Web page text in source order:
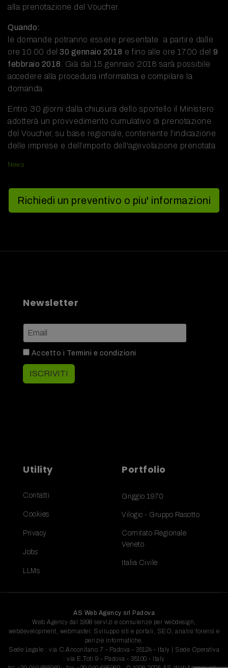
alla prenotazione del Voucher.
Quando:
le domande potranno essere presentate a partire dalle
ore 10.00 del 30 gennaio 2018 e fino alle ore 17.00 del 9
febbraio 2018 . Già dal 15 gennaio 2018 sarà possibile
accedere alla procedura informatica e compilare la
domanda.
Entro 30 giorni dalla chiusura dello sportello il Ministero
adotterà un provvedimento cumulativo di prenotazione
del Voucher, su base regionale, contenente l'indicazione
delle imprese e dell'importo dell'agevolazione prenotata.
News
Richiedi un preventivo o piu' informazioni
Newsletter
Accetto i Termini e condizioni
ISCRIVITI
Utility
Contatti
Cookies
Privacy
Jobs
LLMs
Portfolio
Griggio 1970
Vilogic - Gruppo Rasotto
Comitato Regionale
Veneto
Italia Civile
AS Web Agency srl Padova
Web Agency dal 1998 servizi e consulenze per webdesign,
webdevelopment, webmaster. Sviluppo siti e portali, SEO, analisi forensi e
perizie informatiche.
Sede Legale : via C.Anconitano 7 - Padova - 35124 - Italy | Sede Operativa
: via E.Toti 9 - Padova - 35100 - Italy